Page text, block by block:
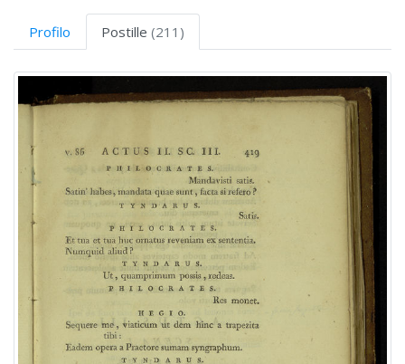
Profilo Postille (211)